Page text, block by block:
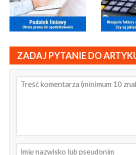
ZADAJ PYTANIE DO